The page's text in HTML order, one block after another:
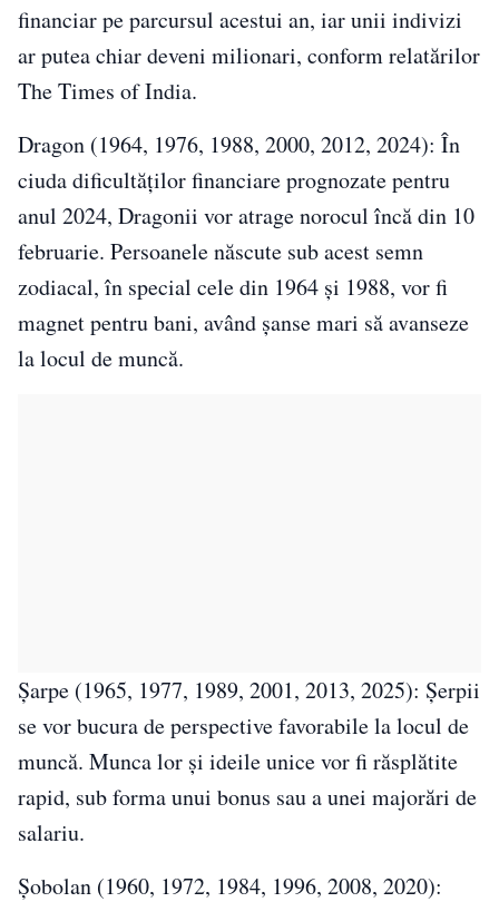
financiar pe parcursul acestui an, iar unii indivizi
ar putea chiar deveni milionari, conform relatărilor
The Times of India.
Dragon (1964, 1976, 1988, 2000, 2012, 2024): În
ciuda dificultăților financiare prognozate pentru
anul 2024, Dragonii vor atrage norocul încă din 10
februarie. Persoanele născute sub acest semn
zodiacal, în special cele din 1964 și 1988, vor fi
magnet pentru bani, având șanse mari să avanseze
la locul de muncă.
Șarpe (1965, 1977, 1989, 2001, 2013, 2025): Șerpii
se vor bucura de perspective favorabile la locul de
muncă. Munca lor și ideile unice vor fi răsplătite
rapid, sub forma unui bonus sau a unei majorări de
salariu.
Șobolan (1960, 1972, 1984, 1996, 2008, 2020):